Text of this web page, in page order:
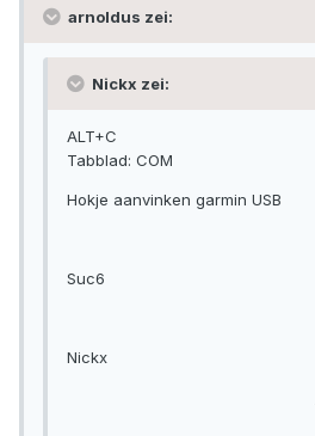
arnoldus zei:
Nickx zei:
ALT+C
Tabblad: COM
Hokje aanvinken garmin USB
Suc6
Nickx